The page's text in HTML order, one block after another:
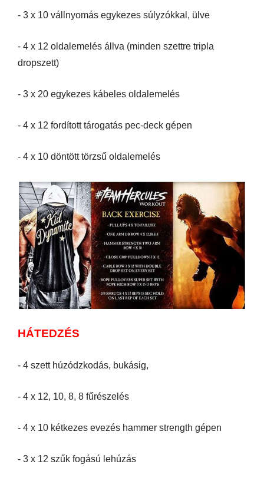
- 3 x 10 vállnyomás egykezes súlyzókkal, ülve
- 4 x 12 oldalemelés állva (minden szettre tripla
dropszett)
- 3 x 20 egykezes kábeles oldalemelés
- 4 x 12 fordított tárogatás pec-deck gépen
- 4 x 10 döntött törzsű oldalemelés
HÁTEDZÉS
- 4 szett húzódzkodás, bukásig,
- 4 x 12, 10, 8, 8 fűrészelés
- 4 x 10 kétkezes evezés hammer strength gépen
- 3 x 12 szűk fogású lehúzás